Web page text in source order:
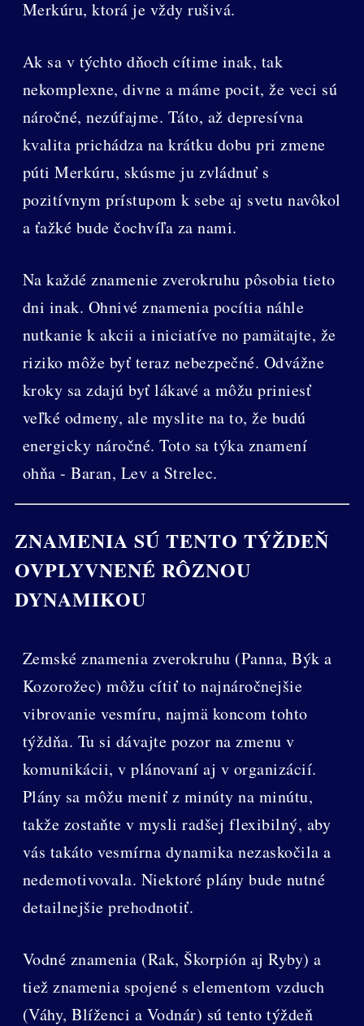
Merkúru, ktorá je vždy rušivá.
Ak sa v týchto dňoch cítime inak, tak
nekomplexne, divne a máme pocit, že veci sú
náročné, nezúfajme. Táto, až depresívna
kvalita prichádza na krátku dobu pri zmene
púti Merkúru, skúsme ju zvládnuť s
pozitívnym prístupom k sebe aj svetu navôkol
a ťažké bude čochvíľa za nami.
Na každé znamenie zverokruhu pôsobia tieto
dni inak. Ohnivé znamenia pocítia náhle
nutkanie k akcii a iniciatíve no pamätajte, že
riziko môže byť teraz nebezpečné. Odvážne
kroky sa zdajú byť lákavé a môžu priniesť
veľké odmeny, ale myslite na to, že budú
energicky náročné. Toto sa týka znamení
ohňa - Baran, Lev a Strelec.
ZNAMENIA SÚ TENTO TÝŽDEŇ
OVPLYVNENÉ RÔZNOU
DYNAMIKOU
Zemské znamenia zverokruhu (Panna, Býk a
Kozorožec) môžu cítiť to najnáročnejšie
vibrovanie vesmíru, najmä koncom tohto
týždňa. Tu si dávajte pozor na zmenu v
komunikácii, v plánovaní aj v organizácií.
Plány sa môžu meniť z minúty na minútu,
takže zostaňte v mysli radšej flexibilný, aby
vás takáto vesmírna dynamika nezaskočila a
nedemotivovala. Niektoré plány bude nutné
detailnejšie prehodnotiť.
Vodné znamenia (Rak, Škorpión aj Ryby) a
tiež znamenia spojené s elementom vzduch
(Váhy, Blíženci a Vodnár) sú tento týždeň